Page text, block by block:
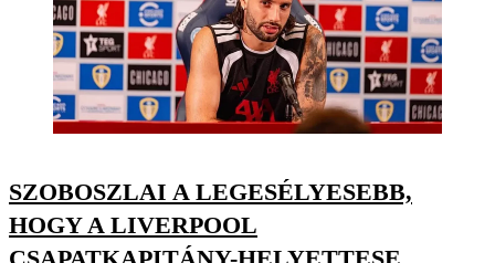
SZOBOSZLAI A LEGESÉLYESEBB,
HOGY A LIVERPOOL